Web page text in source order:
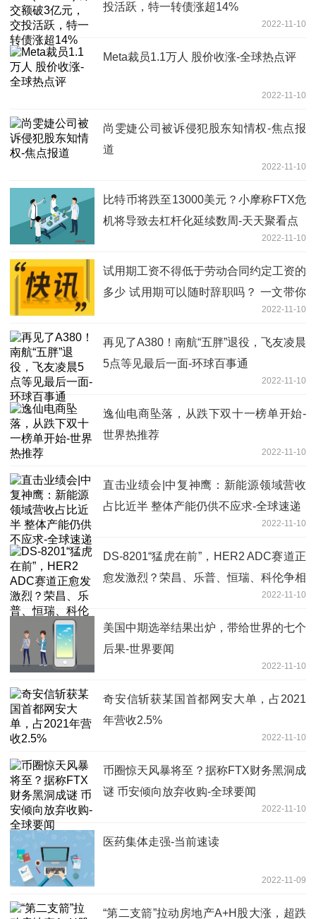
投活跃，特一转债涨超14%
2022-11-10
Meta裁员1.1万人 股价收涨-全球热点评
2022-11-10
尚雯婕公司被诉侵犯股东知情权-焦点报
道
2022-11-10
比特币将跌至13000美元？小摩称FTX危
机将导致去杠杆化延续数周-天天聚看点
2022-11-10
试用期工资不得低于劳动合同约定工资的
多少 试用期可以随时辞职吗？ 一文带你
2022-11-10
再见了A380！南航“五胖”退役，飞友凌晨
5点等见最后一面-环球百事通
2022-11-10
逸仙电商坠落，从跌下双十一榜单开始-
世界热推荐
2022-11-10
直击业绩会|中复神鹰：新能源领域营收
占比近半 整体产能仍供不应求-全球速递
2022-11-10
DS-8201“猛虎在前”，HER2 ADC赛道正
愈发激烈？荣昌、乐普、恒瑞、科伦争相
2022-11-10
美国中期选举结果出炉，带给世界的七个
后果-世界要闻
2022-11-10
奇安信斩获某国首都网安大单，占2021
年营收2.5%
2022-11-10
币圈惊天风暴将至？据称FTX财务黑洞成
谜 币安倾向放弃收购-全球要闻
2022-11-10
医药集体走强-当前速读
2022-11-09
“第二支箭”拉动房地产A+H股大涨，超跌